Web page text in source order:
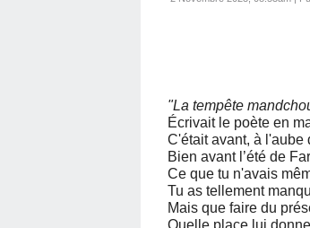
"La tempête
Écrivait le poète en
C'était avant, à l'aube
Bien avant l’été de
Ce que tu n'avais
Tu as tellement
Mais que faire du